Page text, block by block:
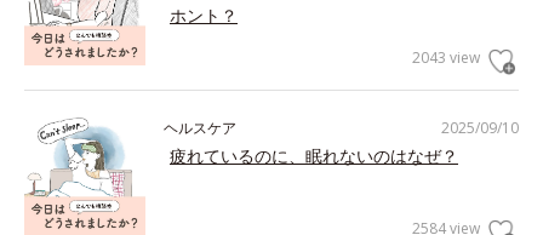
ホント？
2043 view
2025/09/10
ヘルスケア
疲れているのに、眠れないのはなぜ？
2584 view